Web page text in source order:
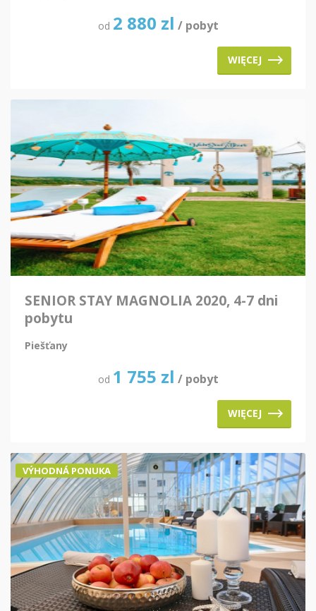
od 2 880 zl / pobyt
WIĘCEJ
SENIOR STAY MAGNOLIA 2020, 4-7 dni
pobytu
Piešťany
od 1 755 zl / pobyt
WIĘCEJ
VÝHODNÁ PONUKA